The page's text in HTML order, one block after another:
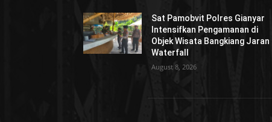
Sat Pamobvit Polres Gianyar
Intensifkan Pengamanan di
Objek Wisata Bangkiang Jaran
Waterfall
August 8, 2026